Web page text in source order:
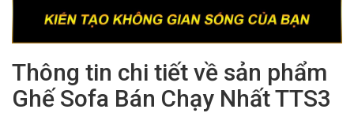
Thông tin chi tiết về sản phẩm
Ghế Sofa Bán Chạy Nhất TTS3